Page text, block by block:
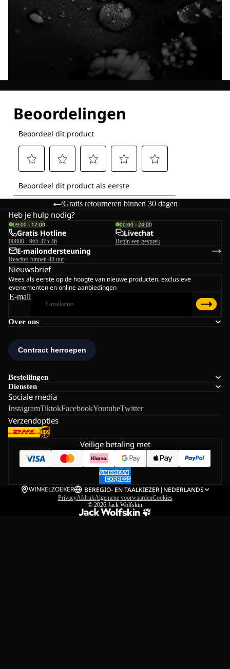
Gratis retourneren binnen 30 dagen
Over ons
Bestellingen
Diensten
Sociale media
InstagramTiktokFacebookYoutubeTwitter
Verzendopties
Heb je hulp nodig?
09:00 - 17:00
Gratis Hotline
00800 - 965 375 46
00:00 - 24:00
Livechat
Begin een gesprek
E-mailondersteuning
Reacties binnen 48 uur
Nieuwsbrief
Wees als eerste op de hoogte van nieuwe producten, exclusieve
evenementen en online aanbiedingen
E-mail
Veilige betaling met
WINKELZOEKER BEREGIO- EN TAALKIEZER| NEDERLANDS
PrivacyAfdrukAlgemene voorwaardenCookies
© 2026 Jack Wolfskin